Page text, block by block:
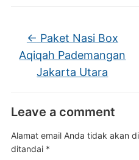
← Paket Nasi Box
Aqiqah Pademangan
Jakarta Utara
Leave a comment
Alamat email Anda tidak akan
ditandai *